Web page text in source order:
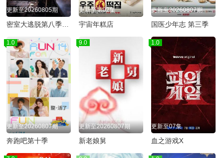
更新至20260805期 更新至第02集
宇宙年糕店
更新至20260807期
国医少年志 第三季
1.0
更新至20260807期
奔跑吧第十季
9.0
更新至20260807期
新老娘舅
1.0
更新至07集
血之游戏X